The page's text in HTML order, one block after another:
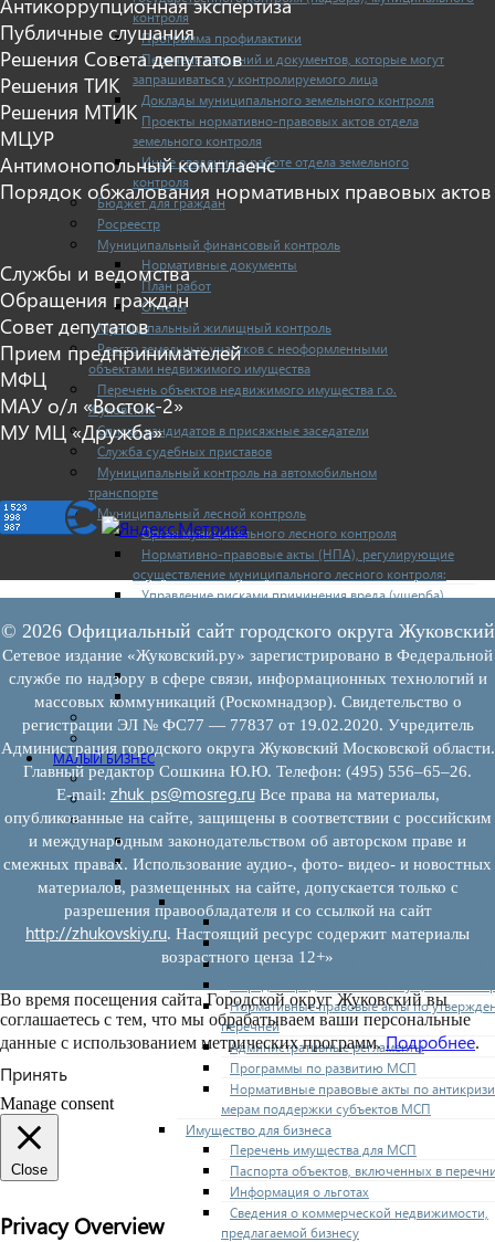
контроля
Программа профилактики
Перечень сведений и документов, которые могут
запрашиваться у контролируемого лица
Доклады муниципального земельного контроля
Проекты нормативно-правовых актов отдела
земельного контроля
Иные сведения о работе отдела земельного
контроля
Бюджет для граждан
Росреестр
Муниципальный финансовый контроль
Нормативные документы
План работ
Отчеты
Муниципальный жилищный контроль
Реестр земельных участков с неоформленными
объектами недвижимого имущества
Перечень объектов недвижимого имущества г.о.
Жуковский
Списки кандидатов в присяжные заседатели
Служба судебных приставов
Муниципальный контроль на автомобильном
транспорте
Муниципальный лесной контроль
Орган муниципального лесного контроля
Нормативно-правовые акты (НПА), регулирующие
осуществление муниципального лесного контроля:
Управление рисками причинения вреда (ущерба)
государственного контроля (надзора), муниципального
контроля
Программа профилактики
Доклады муниципального лесного контроля
Муниципальный контроль за ЕТО
Муниципальный контроль в сфере благоустройства
МАЛЫЙ БИЗНЕС
Прием предпринимателей
Новости МСП
Поддержка МСП
Поддержка МСП
Финансовая поддержка
Имущественная поддержка
Нормативно-правовые акты
Федеральное законодательство
Региональное законодательство
Порядок формирования и ведения
Нормативные правовые акты по
перечней
Административные регламенты
Программы по развитию МСП
Нормативные правовые акты по
мерам поддержки субъектов МСП
Имущество для бизнеса
Перечень имущества для МСП
Паспорта объектов, включенных в
Информация о льготах
Сведения о коммерческой недвижимости,
предлагаемой бизнесу
Антикоррупционная экспертиза
Публичные слушания
Решения Совета депутатов
Решения ТИК
Решения МТИК
МЦУР
Антимонопольный комплаенс
Порядок обжалования нормативных правовых актов
Службы и ведомства
Обращения граждан
Совет депутатов
Прием предпринимателей
МФЦ
МАУ о/л «Восток-2»
МУ МЦ «Дружба»
© 2026 Официальный сайт городского округа Жуковский
Сетевое издание «Жуковский.ру» зарегистрировано в Федеральной
службе по надзору в сфере связи, информационных технологий и
массовых коммуникаций (Роскомнадзор). Свидетельство о
регистрации ЭЛ № ФС77 — 77837 от 19.02.2020. Учредитель
Администрация городского округа Жуковский Московской области.
Главный редактор Сошкина Ю.Ю. Телефон: (495) 556–65–26.
E‑mail: zhuk_ps@mosreg.ruВсе права на материалы,
опубликованные на сайте, защищены в соответствии с российским
и международным законодательством об авторском праве и
смежных правах. Использование аудио-, фото- видео- и новостных
материалов, размещенных на сайте, допускается только с
разрешения правообладателя и со ссылкой на сайт
http://zhukovskiy.ru. Настоящий ресурс содержит материалы
возрастного ценза 12+»
Во время посещения сайта Городской округ Жуковский вы
соглашаетесь с тем, что мы обрабатываем ваши персональные
данные с использованием метрических программ.Подробнее.
Принять
Manage consent
Close
Privacy Overview